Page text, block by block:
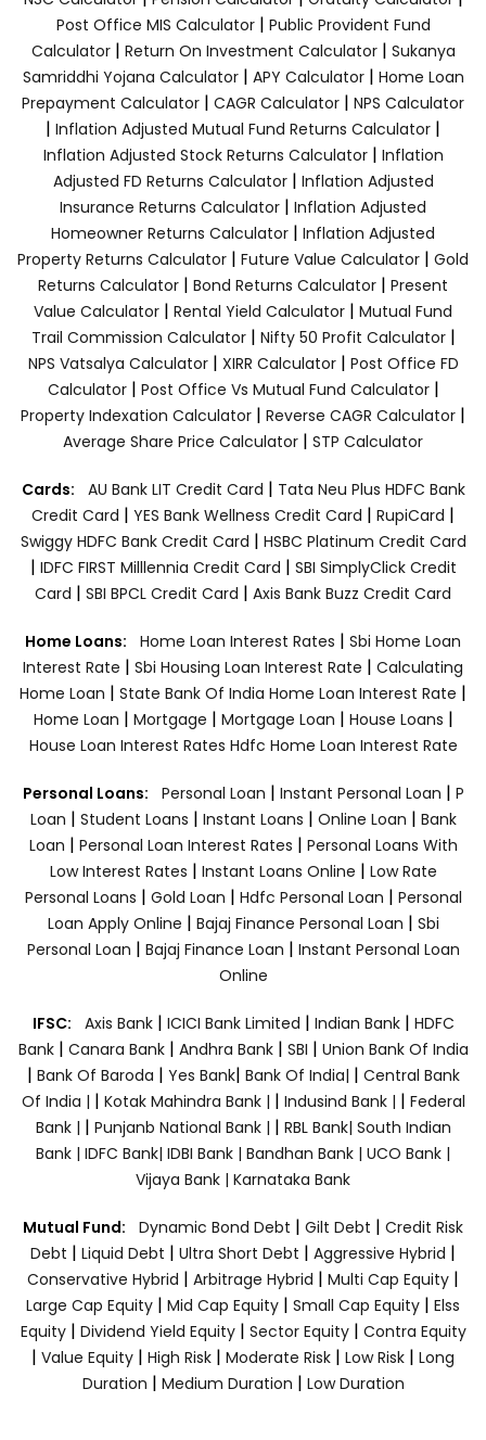
Post Office MIS Calculator| Public Provident Fund
Calculator| Return On Investment Calculator| Sukanya
Samriddhi Yojana Calculator| APY Calculator| Home Loan
Prepayment Calculator | CAGR Calculator | NPS Calculator
| Inflation Adjusted Mutual Fund Returns Calculator |
Inflation Adjusted Stock Returns Calculator| Inflation
Adjusted FD Returns Calculator| Inflation Adjusted
Insurance Returns Calculator | Inflation Adjusted
Homeowner Returns Calculator | Inflation Adjusted
Property Returns Calculator | Future Value Calculator | Gold
Returns Calculator | Bond Returns Calculator | Present
Value Calculator | Rental Yield Calculator | Mutual Fund
Trail Commission Calculator| Nifty 50 Profit Calculator|
NPS Vatsalya Calculator| XIRR Calculator| Post Office FD
Calculator| Post Office Vs Mutual Fund Calculator|
Property Indexation Calculator | Reverse CAGR Calculator |
Average Share Price Calculator | STP Calculator
Cards: AU Bank LIT Credit Card | Tata Neu Plus HDFC Bank
Credit Card | YES Bank Wellness Credit Card | RupiCard |
Swiggy HDFC Bank Credit Card | HSBC Platinum Credit Card
| IDFC FIRST Milllennia Credit Card | SBI SimplyClick Credit
Card | SBI BPCL Credit Card | Axis Bank Buzz Credit Card
Home Loans: Home Loan Interest Rates | Sbi Home Loan
Interest Rate | Sbi Housing Loan Interest Rate | Calculating
Home Loan | State Bank Of India Home Loan Interest Rate |
Home Loan | Mortgage | Mortgage Loan | House Loans |
House Loan Interest Rates Hdfc Home Loan Interest Rate
Personal Loans: Personal Loan | Instant Personal Loan | P
Loan | Student Loans | Instant Loans | Online Loan | Bank
Loan | Personal Loan Interest Rates | Personal Loans With
Low Interest Rates | Instant Loans Online | Low Rate
Personal Loans | Gold Loan | Hdfc Personal Loan | Personal
Loan Apply Online | Bajaj Finance Personal Loan | Sbi
Personal Loan | Bajaj Finance Loan | Instant Personal Loan
Online
IFSC: Axis Bank | ICICI Bank Limited | Indian Bank | HDFC
Bank| Canara Bank | Andhra Bank| SBI | Union Bank Of India
| Bank Of Baroda | Yes Bank| Bank Of India| | Central Bank
Of India | | Kotak Mahindra Bank | | Indusind Bank | | Federal
Bank | | Punjanb National Bank | | RBL Bank| South Indian
Bank | IDFC Bank| IDBI Bank | Bandhan Bank | UCO Bank |
Vijaya Bank | Karnataka Bank
Mutual Fund: Dynamic Bond Debt | Gilt Debt | Credit Risk
Debt | Liquid Debt | Ultra Short Debt | Aggressive Hybrid |
Conservative Hybrid | Arbitrage Hybrid | Multi Cap Equity |
Large Cap Equity | Mid Cap Equity | Small Cap Equity | Elss
Equity| Dividend Yield Equity| Sector Equity | Contra Equity
| Value Equity | High Risk | Moderate Risk | Low Risk | Long
Duration | Medium Duration | Low Duration